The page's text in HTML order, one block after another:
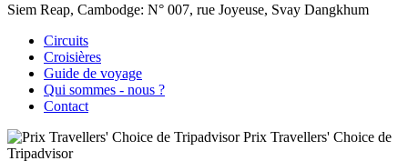
Siem Reap, Cambodge: N° 007, rue Joyeuse, Svay Dangkhum
Circuits
Croisières
Guide de voyage
Qui sommes - nous ?
Contact
Prix Travellers' Choice de
Tripadvisor